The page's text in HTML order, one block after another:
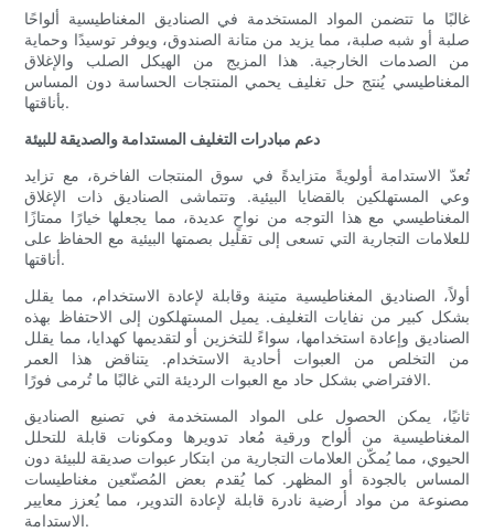
غالبًا ما تتضمن المواد المستخدمة في الصناديق المغناطيسية ألواحًا
صلبة أو شبه صلبة، مما يزيد من متانة الصندوق، ويوفر توسيدًا وحماية
من الصدمات الخارجية. هذا المزيج من الهيكل الصلب والإغلاق
المغناطيسي يُنتج حل تغليف يحمي المنتجات الحساسة دون المساس
بأناقتها.
دعم مبادرات التغليف المستدامة والصديقة للبيئة
تُعدّ الاستدامة أولويةً متزايدةً في سوق المنتجات الفاخرة، مع تزايد
وعي المستهلكين بالقضايا البيئية. وتتماشى الصناديق ذات الإغلاق
المغناطيسي مع هذا التوجه من نواحٍ عديدة، مما يجعلها خيارًا ممتازًا
للعلامات التجارية التي تسعى إلى تقليل بصمتها البيئية مع الحفاظ على
أناقتها.
أولاً، الصناديق المغناطيسية متينة وقابلة لإعادة الاستخدام، مما يقلل
بشكل كبير من نفايات التغليف. يميل المستهلكون إلى الاحتفاظ بهذه
الصناديق وإعادة استخدامها، سواءً للتخزين أو لتقديمها كهدايا، مما يقلل
من التخلص من العبوات أحادية الاستخدام. يتناقض هذا العمر
الافتراضي بشكل حاد مع العبوات الرديئة التي غالبًا ما تُرمى فورًا.
ثانيًا، يمكن الحصول على المواد المستخدمة في تصنيع الصناديق
المغناطيسية من ألواح ورقية مُعاد تدويرها ومكونات قابلة للتحلل
الحيوي، مما يُمكّن العلامات التجارية من ابتكار عبوات صديقة للبيئة دون
المساس بالجودة أو المظهر. كما يُقدم بعض المُصنّعين مغناطيسات
مصنوعة من مواد أرضية نادرة قابلة لإعادة التدوير، مما يُعزز معايير
الاستدامة.